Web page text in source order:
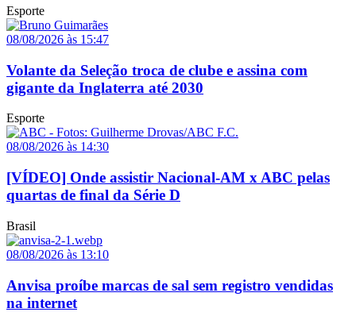
Esporte
08/08/2026 às 15:47
Volante da Seleção troca de clube e assina com
gigante da Inglaterra até 2030
Esporte
08/08/2026 às 14:30
[VÍDEO] Onde assistir Nacional-AM x ABC pelas
quartas de final da Série D
Brasil
08/08/2026 às 13:10
Anvisa proíbe marcas de sal sem registro vendidas
na internet